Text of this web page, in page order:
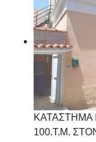
ΚΑΤΑΣΤΗΜΑ
100.Τ.Μ.